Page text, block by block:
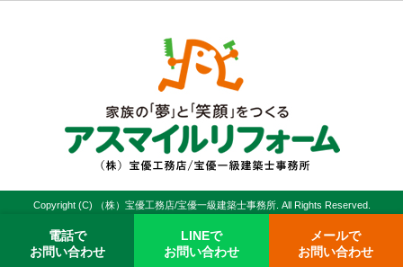
Copyright (C) （株）宝優工務店/宝優一級建築士事務所. All Rights Reserved.
電話で
お問い合わせ
LINEで
お問い合わせ
メールで
お問い合わせ